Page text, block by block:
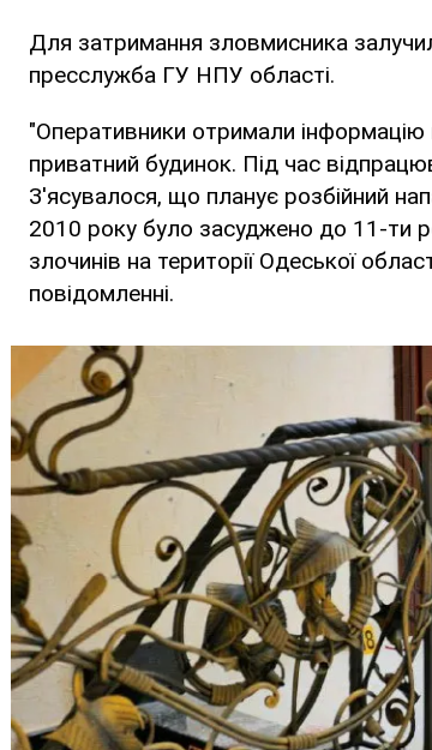
Для затримання зловмисника
пресслужба ГУ НПУ області.
"Оперативники отримали
приватний будинок. Під час
З'ясувалося, що планує розбійний
2010 року було засуджено до 11-ти
злочинів на території Одеської
повідомленні.